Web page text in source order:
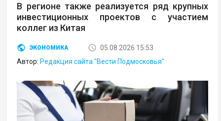
В регионе также реализуется ряд крупных
инвестиционных проектов с участием
коллег из Китая
ЭКОНОМИКА
05.08.2026 15:53
Автор: Редакция сайта "Вести Подмосковья"